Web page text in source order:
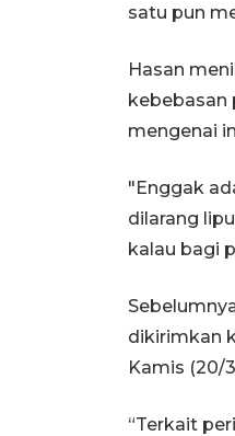
satu pun
Hasan
kebebasan
mengenai
"Enggak
dilarang
kalau bagi
dikirimkan
Kamis (20/
“Terkait